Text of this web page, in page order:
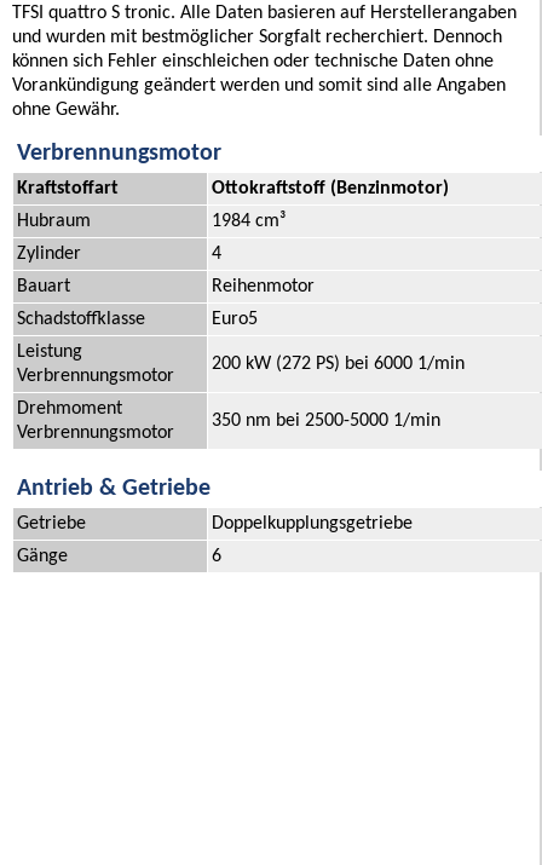
TFSI quattro S tronic. Alle Daten basieren auf Herstellerangaben
und wurden mit bestmöglicher Sorgfalt recherchiert. Dennoch
können sich Fehler einschleichen oder technische Daten ohne
Vorankündigung geändert werden und somit sind alle Angaben
ohne Gewähr.
Verbrennungsmotor
Kraftstoffart
Ottokraftstoff (Benzinmotor)
Hubraum
1984 cm³
Zylinder
4
Bauart
Reihenmotor
Schadstoffklasse
Euro5
Leistung
Verbrennungsmotor
200 kW (272 PS) bei 6000 1/min
Drehmoment
Verbrennungsmotor
350 nm bei 2500-5000 1/min
Antrieb & Getriebe
Getriebe
Doppelkupplungsgetriebe
Gänge
6